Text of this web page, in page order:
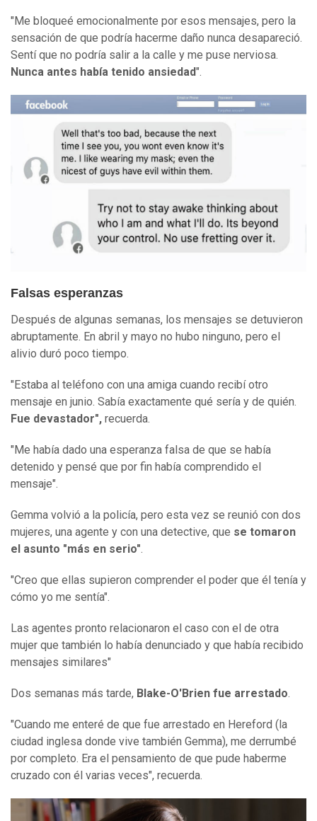
"Me bloqueé emocionalmente por esos mensajes, pero la
sensación de que podría hacerme daño nunca desapareció.
Sentí que no podría salir a la calle y me puse nerviosa.
Nunca antes había tenido ansiedad".
Falsas esperanzas
Después de algunas semanas, los mensajes se detuvieron
abruptamente. En abril y mayo no hubo ninguno, pero el
alivio duró poco tiempo.
"Estaba al teléfono con una amiga cuando recibí otro
mensaje en junio. Sabía exactamente qué sería y de quién.
Fue devastador", recuerda.
"Me había dado una esperanza falsa de que se había
detenido y pensé que por fin había comprendido el
mensaje".
Gemma volvió a la policía, pero esta vez se reunió con dos
mujeres, una agente y con una detective, que se tomaron
el asunto "más en serio".
"Creo que ellas supieron comprender el poder que él tenía y
cómo yo me sentía".
Las agentes pronto relacionaron el caso con el de otra
mujer que también lo había denunciado y que había recibido
mensajes similares"
Dos semanas más tarde, Blake-O'Brien fue arrestado.
"Cuando me enteré de que fue arrestado en Hereford (la
ciudad inglesa donde vive también Gemma), me derrumbé
por completo. Era el pensamiento de que pude haberme
cruzado con él varias veces", recuerda.